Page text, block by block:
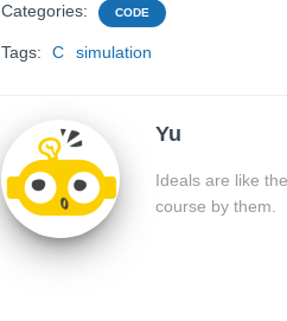
Categories: CODE
Tags: C simulation
Yu
Ideals are like
course by them.